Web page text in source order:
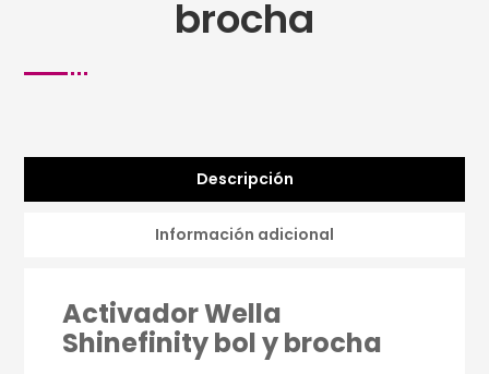
brocha
Descripción
Información adicional
Activador Wella
Shinefinity bol y brocha